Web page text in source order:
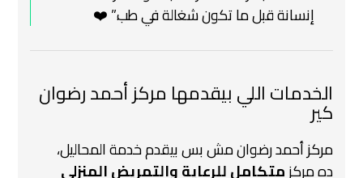
إنسانة قبل ما تكون شغالة في طب.” ❤️
الخدمات اللي بيقدمها مركز أحمد رضوان
كير
مركز أحمد رضوان مش بس بيقدم خدمة المحاليل،
ده مركزمتكامل للرعاية والتمريض المنزلي